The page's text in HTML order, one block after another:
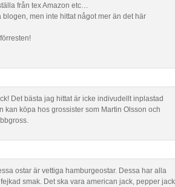
från tex Amazon etc…
blogen, men inte hittat något mer än det här
Det bästa jag hittat är icke indivudellt inplastad
kan köpa hos grossister som Martin Olsson och
ostar är vettiga hamburgeostar. Dessa har alla
smak. Det ska vara american jack, pepper jack